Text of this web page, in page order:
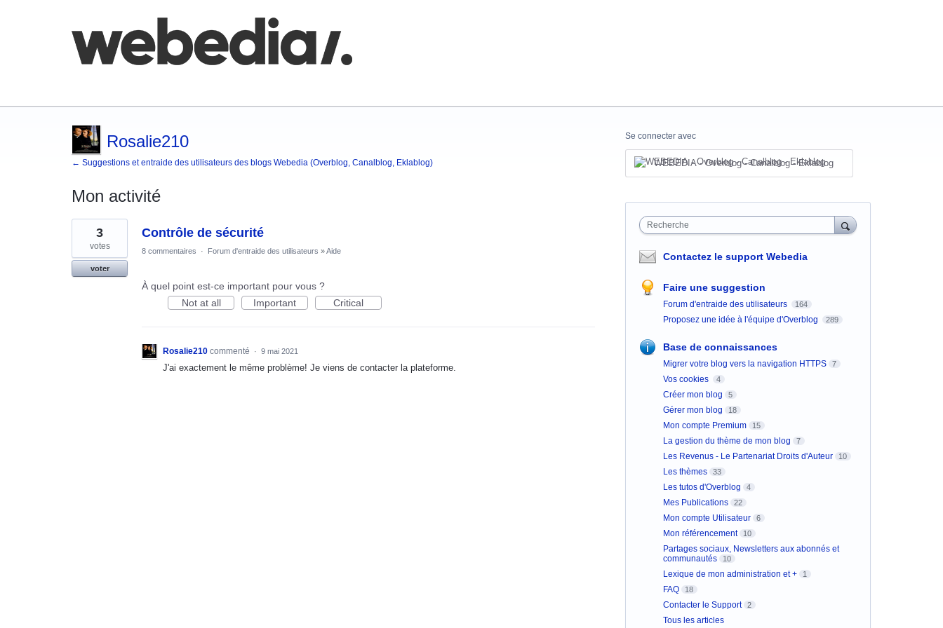
Rosalie210
← Suggestions et entraide des utilisateurs des blogs Webedia (Overblog, Canalblog, Eklablog)
Mon activité
1
résultat
trouvé
Contrôle de sécurité
3
votes
voter
8 commentaires · Forum d'entraide des utilisateurs »Aide
À quel point est-ce important pour vous ?
Not at all
Important Critical
Rosalie210 commenté · 9 mai 2021
J'ai exactement le même problème! Je viens de contacter la plateforme.
Se connecter avec
WEBEDIA - Overblog - Canalblog - Eklablog
Recherche
Contactez le support Webedia
Faire une suggestion
Forum d'entraide des utilisateurs 164
Proposez une idée à l'équipe d'Overblog 289
Base de connaissances
Migrer votre blog vers la navigation HTTPS 7
Vos cookies 4
Créer mon blog 5
Gérer mon blog 18
Mon compte Premium 15
La gestion du thème de mon blog 7
Les Revenus - Le Partenariat Droits d'Auteur 10
Les thèmes 33
Les tutos d'Overblog 4
Mes Publications 22
Mon compte Utilisateur 6
Mon référencement 10
Partages sociaux, Newsletters aux abonnés et
communautés
10
Lexique de mon administration et + 1
FAQ 18
Contacter le Support 2
Tous les articles